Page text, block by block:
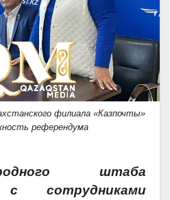
филиала «Казпочты»
референдума
штаба
с сотрудниками